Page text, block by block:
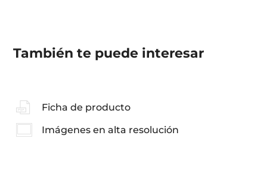
También te puede interesar
Ficha de producto
Imágenes en alta resolución